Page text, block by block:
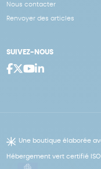
Nous contacter
Renvoyer des articles
SUIVEZ-NOUS
Une boutique élaborée
Hébergement vert certifié